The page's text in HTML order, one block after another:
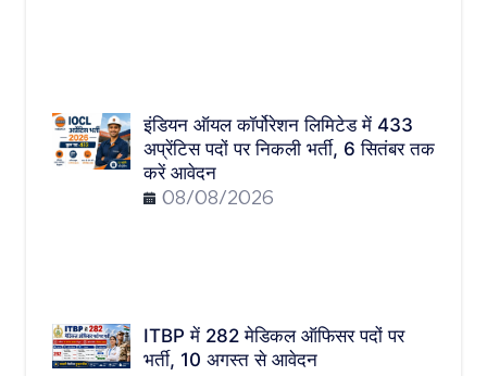
इंडियन ऑयल कॉर्पोरेशन लिमिटेड में 433
अप्रेंटिस पदों पर निकली भर्ती, 6 सितंबर तक
करें आवेदन
08/08/2026
ITBP में 282 मेडिकल ऑफिसर पदों पर
भर्ती, 10 अगस्त से आवेदन